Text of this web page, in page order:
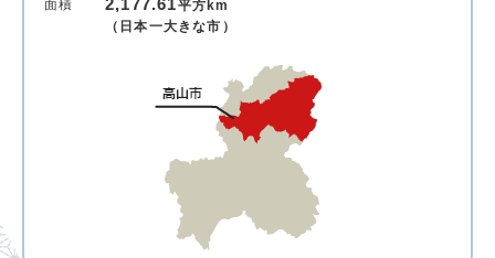
面積
2,177.61平方km
（日本一大きな市）